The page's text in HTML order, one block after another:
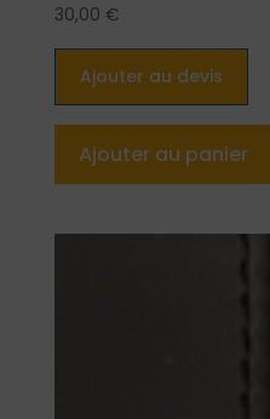
30,00 €
Ajouter au devis
Ajouter au panier